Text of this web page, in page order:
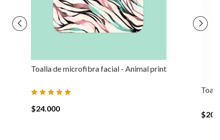
Toalla de microfibra facial - Animal print
$24.000